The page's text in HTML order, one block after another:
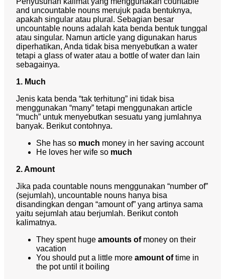
and uncountable nouns merujuk pada bentuknya,
apakah singular atau plural. Sebagian besar
uncountable nouns adalah kata benda bentuk tunggal
atau singular. Namun article yang digunakan harus
diperhatikan, Anda tidak bisa menyebutkan a water
tetapi a glass of water atau a bottle of water dan lain
sebagainya.
1. Much
Jenis kata benda “tak terhitung” ini tidak bisa
menggunakan “many” tetapi menggunakan article
“much” untuk menyebutkan sesuatu yang jumlahnya
banyak. Berikut contohnya.
She has so much money in her saving account
He loves her wife so much
2. Amount
Jika pada countable nouns menggunakan “number of”
(sejumlah), uncountable nouns hanya bisa
disandingkan dengan “amount of” yang artinya sama
yaitu sejumlah atau berjumlah. Berikut contoh
kalimatnya.
They spent huge amounts ofmoney on their
vacation
You should put a little more amount oftime in
the pot until it boiling